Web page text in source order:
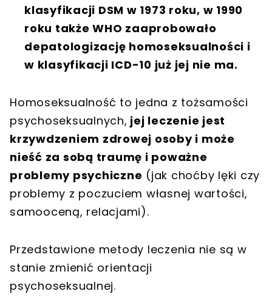
klasyfikacji DSM w 1973 roku, w 1990
roku także WHO zaaprobowało
depatologizację homoseksualności i
w klasyfikacji ICD-10 już jej nie ma.
Homoseksualność to jedna z tożsamości
psychoseksualnych, jej leczenie jest
krzywdzeniem zdrowej osoby i może
nieść za sobą traumę i poważne
problemy psychiczne (jak choćby lęki czy
problemy z poczuciem własnej wartości,
samooceną, relacjami).
Przedstawione metody leczenia nie są w
stanie zmienić orientacji
psychoseksualnej.